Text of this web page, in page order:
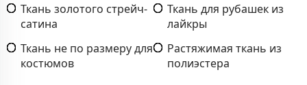
Ткань золотого стрейч-
сатина
Ткань для рубашек из
лайкры
Ткань не по размеру для
костюмов
Растяжимая ткань из
полиэстера